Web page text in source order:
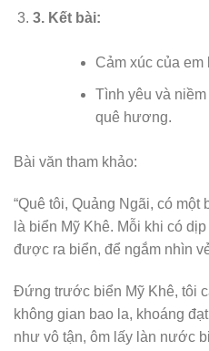
3. Kết bài:
Cảm xúc của
Tình yêu và
quê hương.
Bài văn tham khảo:
“Quê tôi, Quảng Ngãi, có
là biển Mỹ Khê. Mỗi khi có
được ra biển, để ngắm nhìn
Đứng trước biển Mỹ Khê, tôi
không gian bao la, khoáng
như vô tận, ôm lấy làn nước